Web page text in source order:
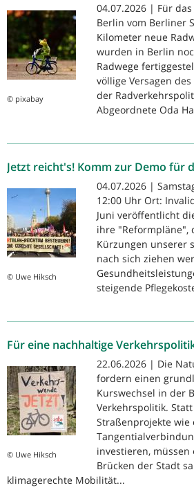
© pixabay
04.07.2026 | Für
Berlin vom Berliner
Kilometer neue
wurden in Berlin
Radwege
völlige Versagen
der
Abgeordnete Oda
Jetzt reicht's! Komm zur Demo für
© Uwe Hiksch
04.07.2026 |
12:00 Uhr Ort:
Juni veröffentlicht
ihre "Reformpläne",
Kürzungen unserer
nach sich ziehen
steigende
Für eine nachhaltige
© Uwe Hiksch
22.06.2026 | Die
fordern einen
Kurswechsel in der
Verkehrspolitik.
Straßenprojekte wie
investieren,
Brücken der Stadt
klimagerechte Mobilität...